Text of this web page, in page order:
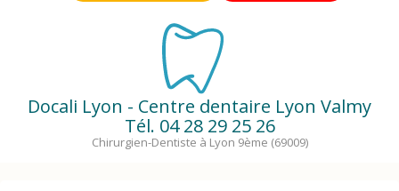
Docali Lyon - Centre dentaire Lyon Valmy
Tél. 04 28 29 25 26
Chirurgien-Dentiste à Lyon 9ème (69009)